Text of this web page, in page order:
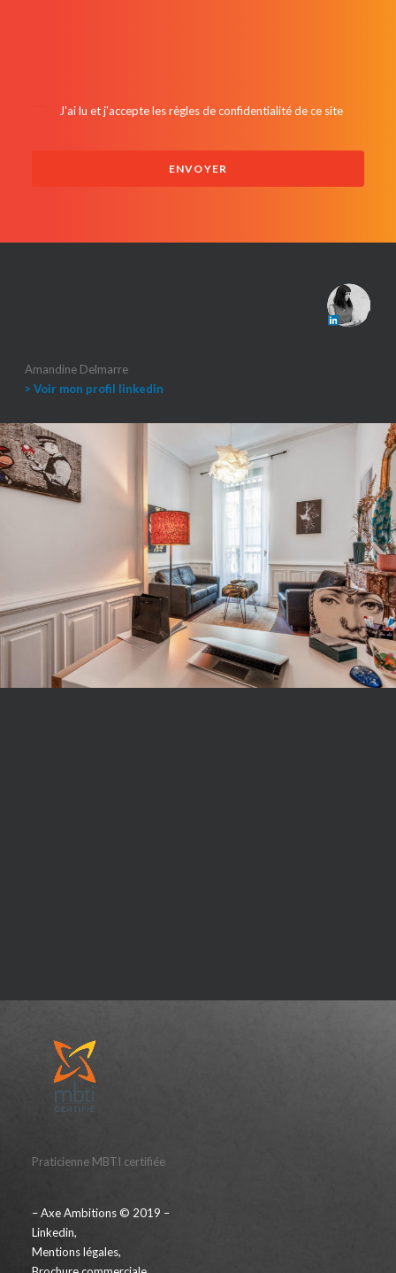
J'ai lu et j'accepte lesrègles de confidentialité de ce site
Amandine Delmarre
> Voir mon profil linkedin
Praticienne MBTI certifiée
– Axe Ambitions © 2019 –
Linkedin,
Mentions légales,